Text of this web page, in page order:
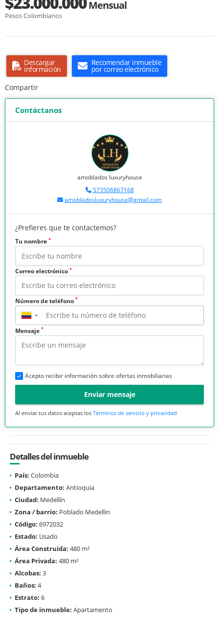
Mensual
Pesos Colombianos
Descargar
información
Recomendar inmueble
por correo electrónico
Compartir
Contáctanos
amoblados luxuryhouse
573506867168
amobladosluxuryhouse@gmail.com
¿Prefieres que te contactemos?
Tu nombre *
Correo electrónico *
Número de teléfono *
▼
Mensaje *
Acepto recibir información sobre ofertas inmobiliarias
Enviar mensaje
Al enviar tus datos aceptas los Términos de servicio y privacidad
Detalles del inmueble
País: Colombia
Departamento: Antioquia
Ciudad: Medellín
Zona / barrio: Poblado Medellin
Código: 6972032
Estado: Usado
Área Construida: 480 m²
Área Privada: 480 m²
Alcobas: 3
Baños: 4
Estrato: 6
Tipo de inmueble: Apartamento